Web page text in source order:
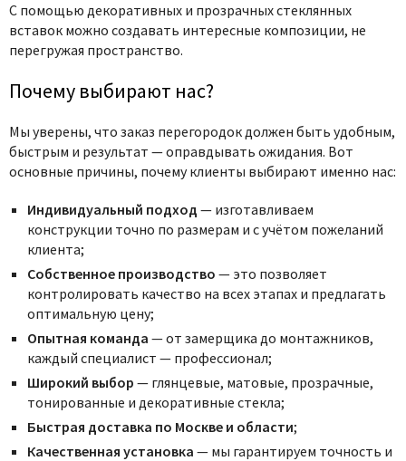
С помощью декоративных и прозрачных стеклянных
вставок можно создавать интересные композиции, не
перегружая пространство.
Почему выбирают нас?
Мы уверены, что заказ перегородок должен быть удобным,
быстрым и результат — оправдывать ожидания. Вот
основные причины, почему клиенты выбирают именно нас:
Индивидуальный подход — изготавливаем
конструкции точно по размерам и с учётом пожеланий
клиента;
Собственное производство — это позволяет
контролировать качество на всех этапах и предлагать
оптимальную цену;
Опытная команда — от замерщика до монтажников,
каждый специалист — профессионал;
Широкий выбор — глянцевые, матовые, прозрачные,
тонированные и декоративные стекла;
Быстрая доставка по Москве и области;
Качественная установка — мы гарантируем точность и